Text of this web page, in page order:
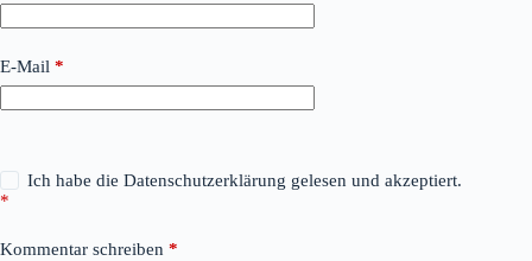
E-Mail *
Ich habe die Datenschutzerklärung gelesen und akzeptiert.
*
Kommentar schreiben *